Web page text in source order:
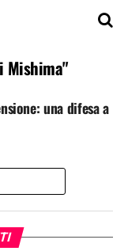
Mishima"
una difesa a